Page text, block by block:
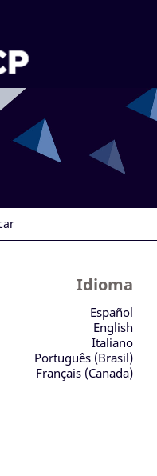
Idioma
Español
English
Italiano
Português (Brasil)
Français (Canada)